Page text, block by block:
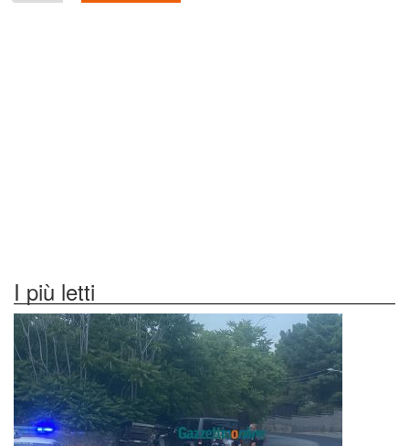
I più letti